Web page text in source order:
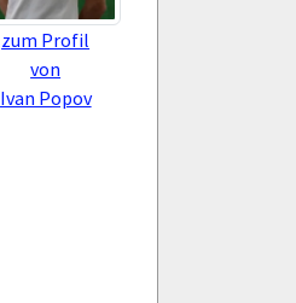
zum Profil
von
Ivan Popov